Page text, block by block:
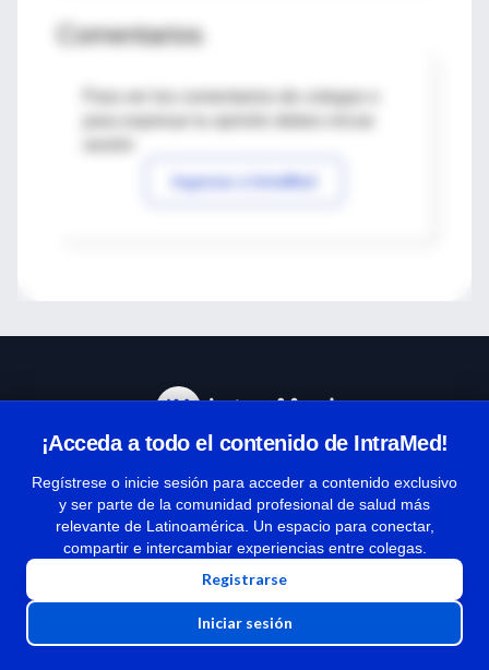
Comentarios
Para ver los comentarios de colegas o
Ingresar a IntraMed
¡Acceda a todo el contenido de IntraMed!
Regístrese o inicie sesión para acceder a contenido exclusivo
y ser parte de la comunidad profesional de salud más
relevante de Latinoamérica. Un espacio para conectar,
compartir e intercambiar experiencias entre colegas.
Registrarse
Iniciar sesión
Términos y condiciones
| Políticas de privacidad
| Todos los derechos reservados | Copyright 1997-2026